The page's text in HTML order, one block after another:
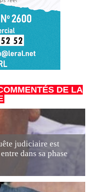
DE LA
judiciaire est
dans sa phase